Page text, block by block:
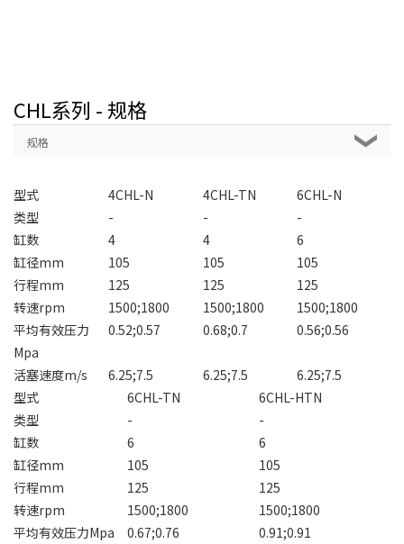
CHL系列 - 规格
规格
型式 4CHL-N 4CHL-TN
6CHL-N
类型
- -
-
缸数
4 4
6
缸径mm
105 105
105
行程mm
125 125
125
转速rpm
1500;1800 1500;1800
1500;1800
平均有效压力
Mpa
0.52;0.57 0.68;0.7 0.56;0.56
活塞速度m/s 6.25;7.5 6.25;7.5
6.25;7.5
型式
6CHL-TN
6CHL-HTN
类型
-
-
缸数
6
6
缸径mm
105
105
行程mm
125
125
转速rpm
1500;1800
1500;1800
平均有效压力Mpa
0.67;0.76
0.91;0.91